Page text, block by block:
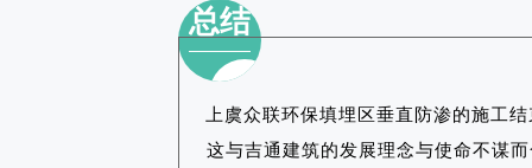
总结
上虞众联环保填埋区垂直防渗的施工
这与吉通建筑的发展理念与使命不谋